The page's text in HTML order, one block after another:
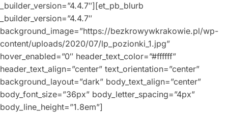
_builder_version=”4.4.7″][et_pb_blurb
_builder_version=”4.4.7″
background_image=”https://bezkrowywkrakowie.pl/wp-
content/uploads/2020/07/lp_pozionki_1.jpg”
hover_enabled=”0″ header_text_color=”#ffffff”
header_text_align=”center” text_orientation=”center”
background_layout=”dark” body_text_align=”center”
body_font_size=”36px” body_letter_spacing=”4px”
body_line_height=”1.8em”]